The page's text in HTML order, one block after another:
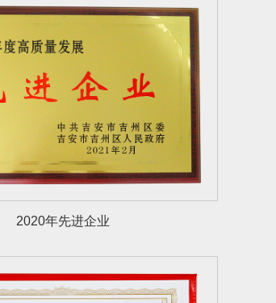
2020年先进企业